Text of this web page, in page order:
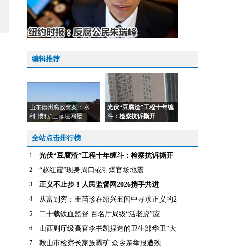
编辑推荐
山东德州腐败窝案：水
利“惯犯”三落法网屡
光伏“豆腐渣”工程十年缠
斗：检察抗诉撕开
全站点击排行榜
1 光伏“豆腐渣”工程十年缠斗：检察抗诉撕开
2 “赵红霞”现身周口或引爆官场地震
3 正义不止步！人民监督网2026携手共进
4 从富到穷：王苗珍在绍兴丑闻中寻求正义的2
5 二十载铁血监督 百名厅局级“活老虎”应
6 山西副厅级高官李书凯捏造的卫生部华卫“大
7 鞍山市检察长家族霸矿 众乡亲举报遭殃